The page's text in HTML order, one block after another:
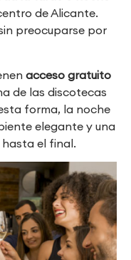
de Alicante.
preocuparse por
acceso gratuito
de las discotecas
forma, la noche
elegante y una
el final.